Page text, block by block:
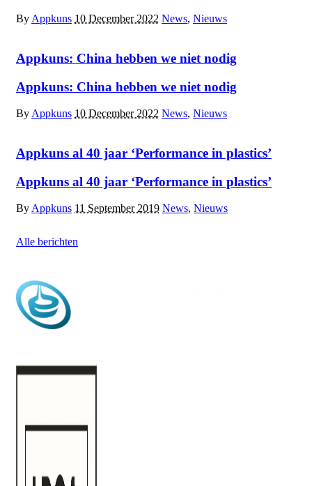
By Appkuns 10 December 2022 News, Nieuws
Appkuns: China hebben we niet nodig
Appkuns: China hebben we niet nodig
By Appkuns 10 December 2022 News, Nieuws
Appkuns al 40 jaar ‘Performance in plastics’
Appkuns al 40 jaar ‘Performance in plastics’
ByAppkuns 11 September 2019 News, Nieuws
Alle berichten